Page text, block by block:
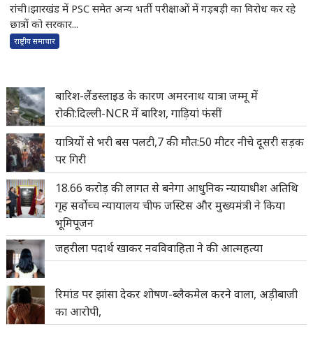
रांची।झारखंड में PSC समेत अन्य भर्ती परीक्षाओं में गड़बड़ी का विरोध कर रहे
छात्रों को सरकार...
राष्ट्रीय समाचार
बारिश-लैंडस्लाइड के कारण अमरनाथ यात्रा जम्मू में
रोकी:दिल्ली-NCR में बारिश, गाड़ियां फंसीं
यात्रियों से भरी बस पलटी,7 की मौत:50 मीटर नीचे दूसरी सड़क
पर गिरी
18.66 करोड़ की लागत से बनेगा आधुनिक न्यायाधीश अतिथि
गृह सर्वोच्च न्यायालय चीफ जस्टिस और मुख्यमंत्री ने किया
भूमिपूजन
जहरीला पदार्थ खाकर नवविवाहिता ने की आत्महत्या
रिमांड पर झांसा देकर शोषण-ब्लैकमेल करने वाला, अड़ीबाजी
का आरोपी,